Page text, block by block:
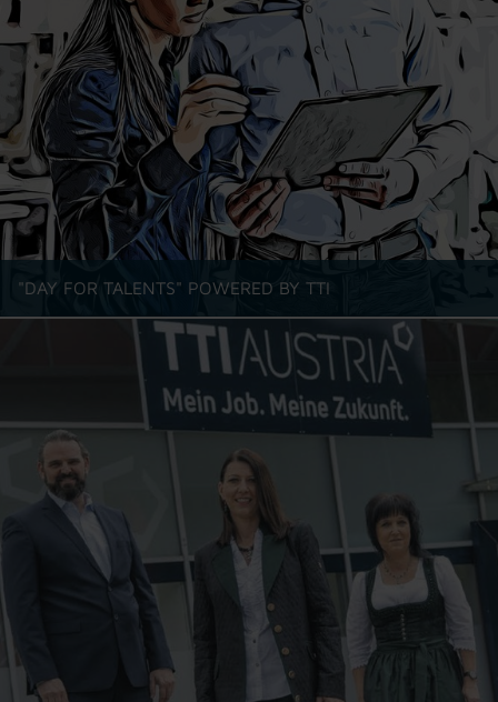
"DAY FOR TALENTS" POWERED BY TTI